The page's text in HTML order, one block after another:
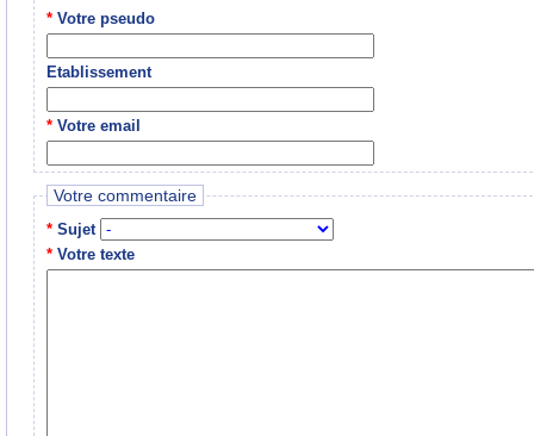
* Votre pseudo
Etablissement
* Votre email
Votre commentaire
* Sujet
* Votre texte